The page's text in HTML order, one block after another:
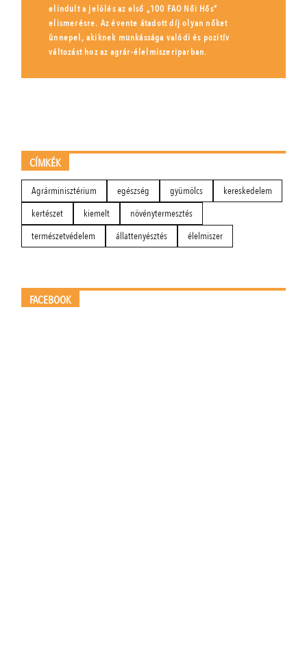
elindult a jelölés az első „100 FAO Női Hős”
elismerésre. Az évente átadott díj olyan nőket
ünnepel, akiknek munkássága valódi és pozitív
változást hoz az agrár-élelmiszeriparban.
CÍMKÉK
Agrárminisztérium egészség gyümölcs
kereskedelem
kertészet
kiemelt
növénytermesztés
természetvédelem
állattenyésztés élelmiszer
FACEBOOK